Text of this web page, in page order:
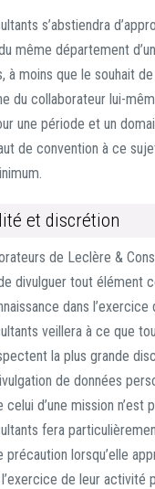
s’abstiendra
même département
à moins que le souhait
du collaborateur lui-
une période et un
de convention à ce
et discrétion
de Leclère &
divulguer tout élément
dans l’exercice
veillera à ce que
la plus grande
de données
d’une mission n’est
fera
lorsqu’elle
de leur activité